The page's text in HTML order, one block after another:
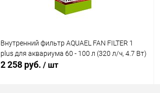
Внутренний фильтр AQUAEL FAN FILTER 1
plus для аквариума 60 - 100 л (320 л/ч, 4.7 Вт)
2 258 руб. / шт